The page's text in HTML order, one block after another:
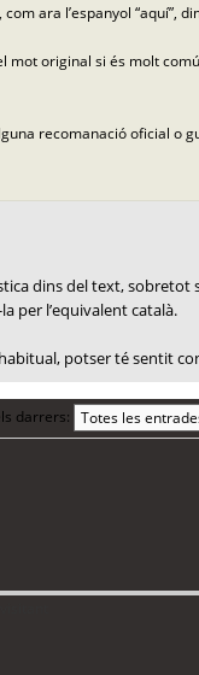
ara l’espanyol “aquí”,
mot original si és molt
recomanació oficial o
dins del text, sobretot
per l’equivalent català.
potser té sentit
darrers: